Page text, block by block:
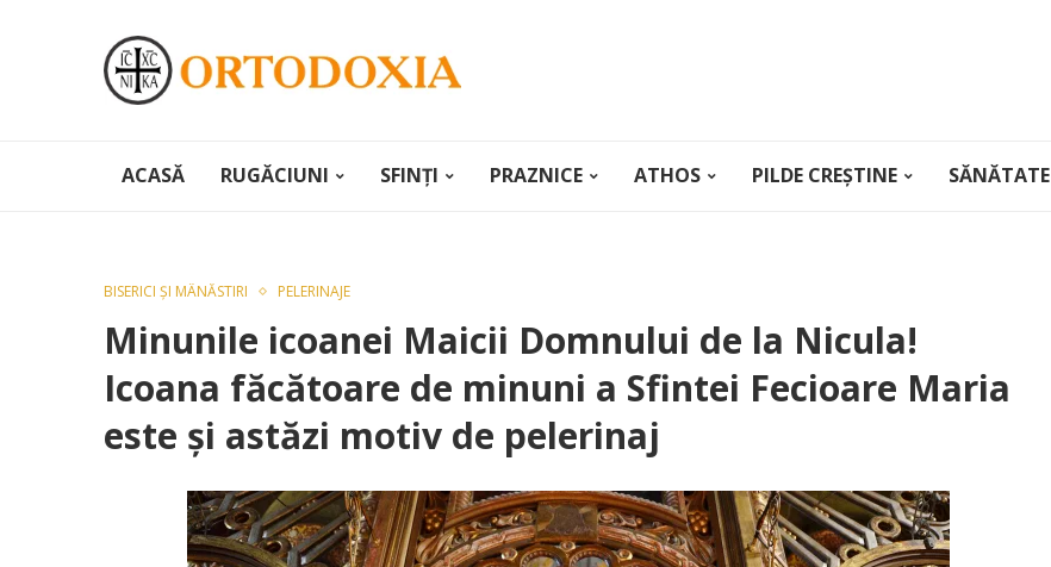
ACASĂ RUGĂCIUNI SFINȚI PRAZNICE ATHOS PILDE CREȘTINE SĂNĂTATE
BISERICI ȘI MÂNĂSTIRI PELERINAJE
Minunile icoanei Maicii Domnului de la Nicula!
Icoana făcătoare de minuni a Sfintei Fecioare Maria
este şi astăzi motiv de pelerinaj